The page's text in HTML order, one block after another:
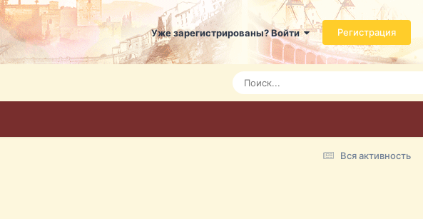
Уже зарегистрированы? Войти Регистрация
Вся активность